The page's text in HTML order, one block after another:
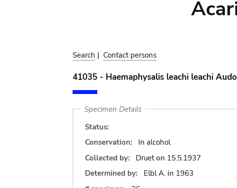
Search | Contact persons
41035 - Haemaphysalis leachi leachi
Specimen Details
Status:
Conservation:
In alcohol
Collected by:
Druet on 15.5.1937
Determined by:
Elbl A. in 1963